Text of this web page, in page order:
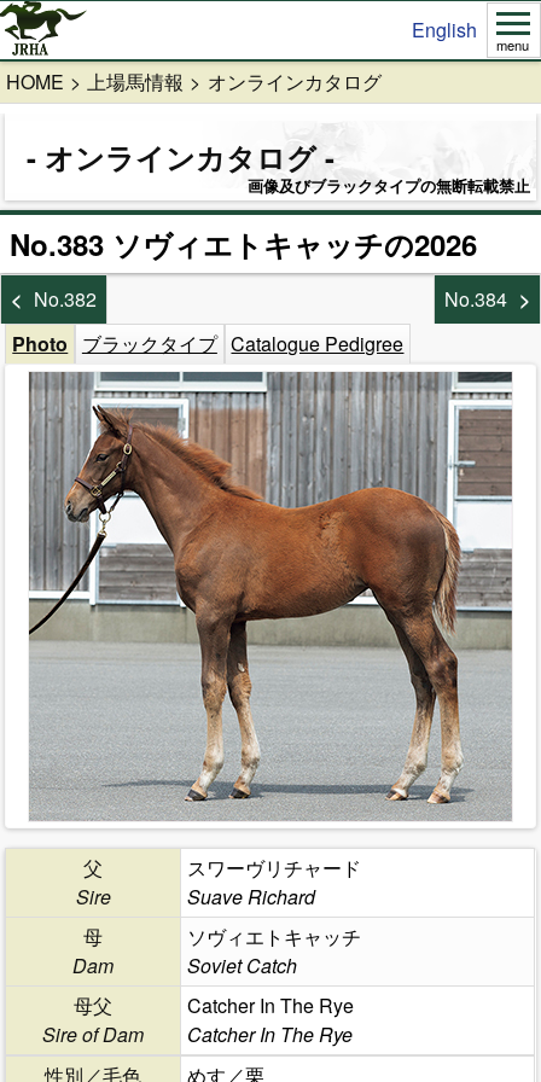
English
menu
HOME 上場馬情報 オンラインカタログ
オンラインカタログ
画像及びブラックタイプの無断転載禁止
No.383 ソヴィエトキャッチの2026
No.382
No.384
Photo
ブラックタイプ Catalogue Pedigree
父
Sire
スワーヴリチャード
Suave Richard
母
Dam
ソヴィエトキャッチ
Soviet Catch
母父
Sire of Dam
Catcher In The Rye
Catcher In The Rye
性別／毛色
めす／栗